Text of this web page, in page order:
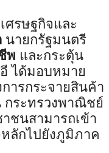
ศรษฐกิจและ
นายกรัฐมนตรี
พ และกระตุ้น
ได้มอบหมาย
ารกระจายสินค้า
กระทรวงพาณิชย์
ชนสามารถเข้า
ลักไปยังภูมิภาค